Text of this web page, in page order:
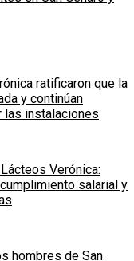
ratificaron que la
y continúan
las instalaciones
Verónica:
salarial y
hombres de San